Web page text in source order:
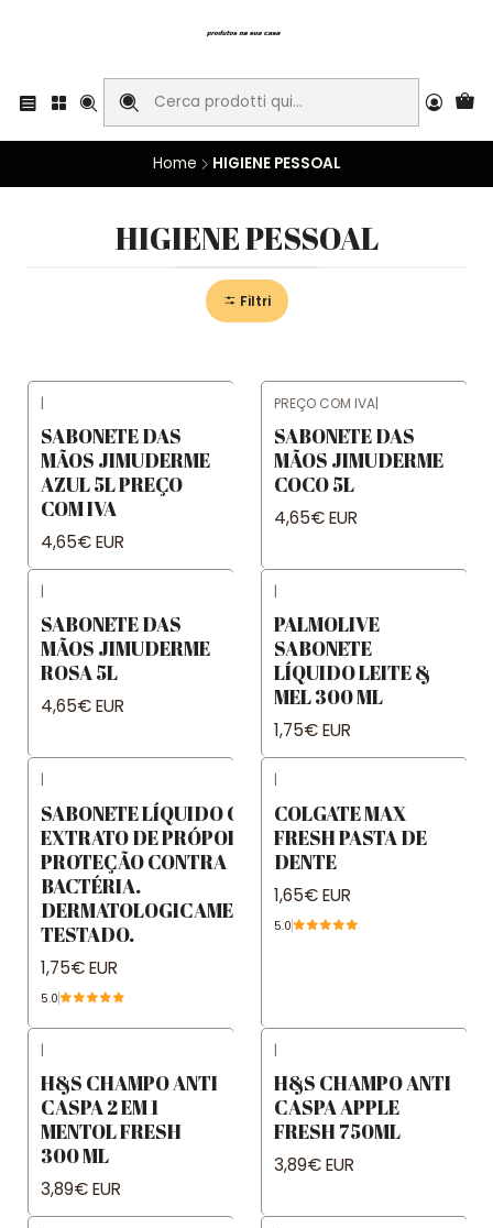
Home HIGIENE PESSOAL
HIGIENE PESSOAL
Filtri
|
SABONETE DAS
MÃOS JIMUDERME
AZUL 5L PREÇO
COM IVA
4,65€ EUR
PREÇO COM IVA|
SABONETE DAS
MÃOS JIMUDERME
COCO 5L
4,65€ EUR
|
SABONETE DAS
MÃOS JIMUDERME
ROSA 5L
4,65€ EUR
|
PALMOLIVE
SABONETE
LÍQUIDO LEITE &
MEL 300 ML
1,75€ EUR
|
SABONETE LÍQUIDO COM
EXTRATO DE PRÓPOLIS
PROTEÇÃO CONTRA
BACTÉRIA.
DERMATOLOGICAMENTE
TESTADO.
1,75€ EUR
5.0
|
COLGATE MAX
FRESH PASTA DE
DENTE
1,65€ EUR
5.0
|
H&S CHAMPO ANTI
CASPA 2 EM 1
MENTOL FRESH
300 ML
3,89€ EUR
|
H&S CHAMPO ANTI
CASPA APPLE
FRESH 750ML
3,89€ EUR